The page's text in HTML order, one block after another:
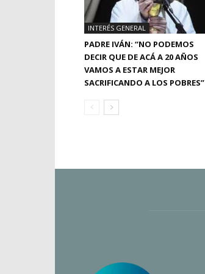
INTERÉS GENERAL
PADRE IVÁN: “NO PODEMOS
DECIR QUE DE ACÁ A 20 AÑOS
VAMOS A ESTAR MEJOR
SACRIFICANDO A LOS POBRES”